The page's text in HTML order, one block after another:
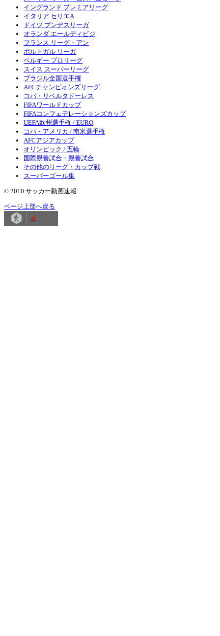
イングランド プレミアリーグ
イタリア セリエA
ドイツ ブンデスリーガ
オランダ エールディビジ
フランス リーグ・アン
ポルトガル リーガ
ベルギー プロリーグ
スイス スーパーリーグ
ブラジル全国選手権
AFCチャンピオンズリーグ
コパ・リベルタドーレス
FIFAワールドカップ
FIFAコンフェデレーションズカップ
UEFA欧州選手権 / EURO
コパ・アメリカ / 南米選手権
AFCアジアカップ
オリンピック / 五輪
国際親善試合・親善試合
その他のリーグ・カップ戦
スーパーゴール集
© 2010 サッカー動画速報
ページ上部へ戻る
4